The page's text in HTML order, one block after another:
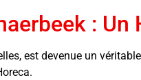
: Un
est devenue un